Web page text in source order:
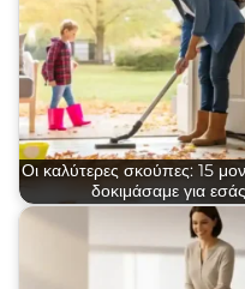
Οι καλύτερες σκούπες: 15
δοκιμάσαμε για εσάς